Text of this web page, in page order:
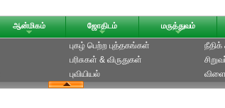
ஆன்மிகம் ஜோதிடம் மருத்துவம்
புகழ் பெற்ற புத்தகங்கள்
பரிசுகள் & விருதுகள்
புவியியல்